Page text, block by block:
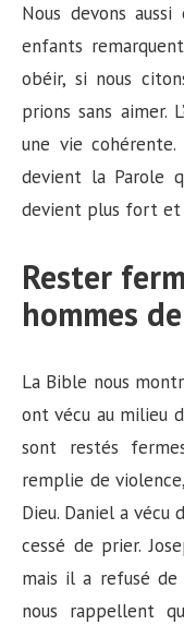
Nous devons
enfants
obéir, si nous
prions sans aimer.
une vie
devient la Parole
devient plus fort et
Rester
hommes
La Bible nous
ont vécu au milieu
sont restés
remplie de
Dieu. Daniel a vécu
cessé de prier.
mais il a refusé de
nous rappellent